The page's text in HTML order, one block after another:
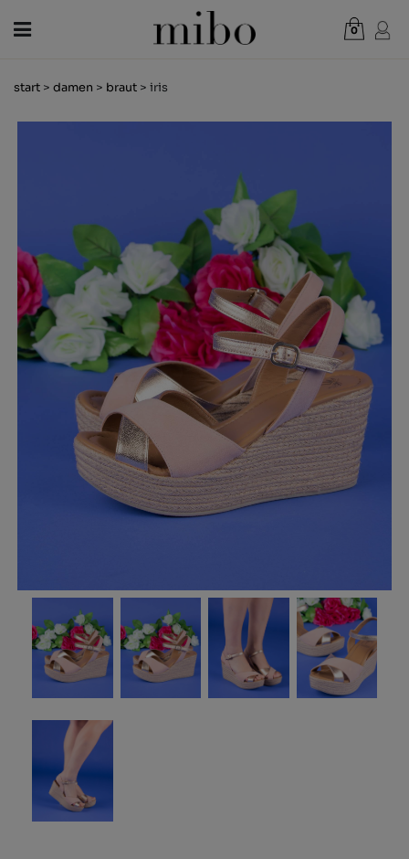
DAMEN
NEUHEITEN
GESCHENKGUTSCHEIN
LÄDEN
OUTLET
0
start > damen > braut > iris